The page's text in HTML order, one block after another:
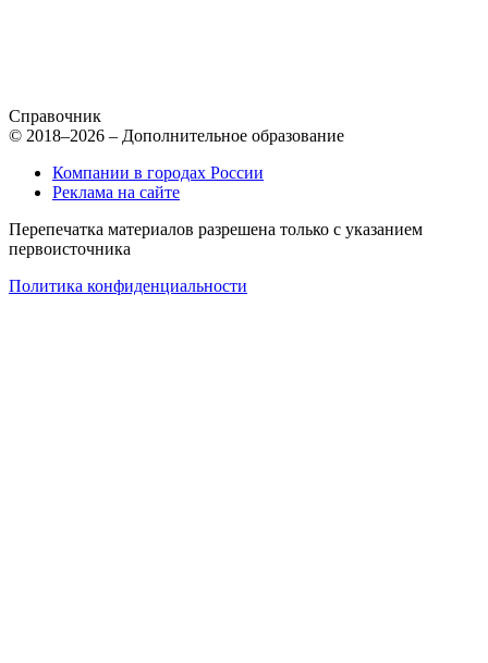
Справочник
© 2018–2026 – Дополнительное образование
Компании в городах России
Реклама на сайте
Перепечатка материалов разрешена только с указанием
первоисточника
Политика конфиденциальности